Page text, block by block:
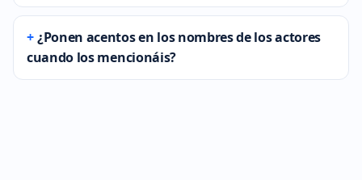
¿Ponen acentos en los nombres de los actores
cuando los mencionáis?